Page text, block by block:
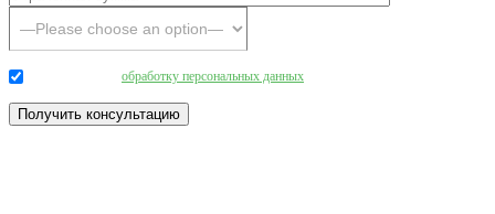
обработку персональных данных